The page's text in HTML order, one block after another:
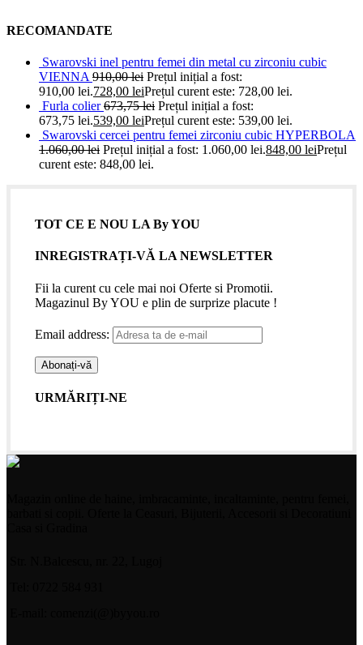
RECOMANDATE
Swarovski inel pentru femei din metal cu zirconiu cubic
VIENNA 910,00lei Prețul inițial a fost:
910,00 lei.728,00 leiPrețul curent este: 728,00 lei.
Furla colier673,75lei Prețul inițial a fost:
673,75 lei.539,00 leiPrețul curent este: 539,00 lei.
Swarovski cercei pentru femei zirconiu cubic HYPERBOLA
1.060,00lei Prețul inițial a fost: 1.060,00 lei.848,00 leiPrețul
curent este: 848,00 lei.
TOT CE E NOU LA By YOU
INREGISTRAȚI-VĂ LA NEWSLETTER
Fii la curent cu cele mai noi Oferte si Promotii.
Magazinul By YOU e plin de surprize placute !
Email address:
URMĂRIȚI-NE